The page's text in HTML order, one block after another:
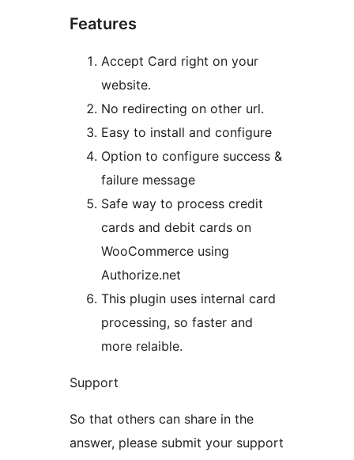
Features
Accept Card right on your
website.
No redirecting on other url.
Easy to install and configure
Option to configure success &
failure message
Safe way to process credit
cards and debit cards on
WooCommerce using
Authorize.net
This plugin uses internal card
processing, so faster and
more relaible.
Support
So that others can share in the
answer, please submit your support